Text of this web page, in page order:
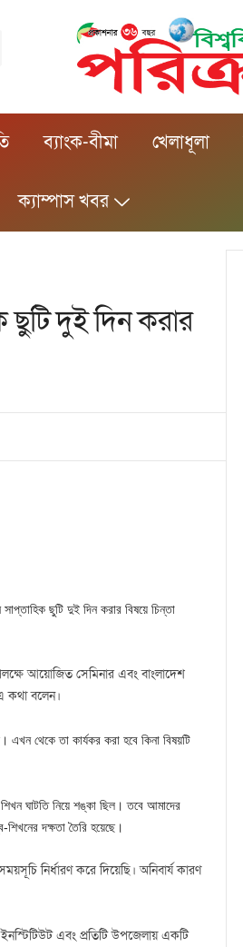
ব্যাংক-বীমা খেলাধূলা
ক্যাম্পাস খবর
ছুটি দুই দিন করার
সাপ্তাহিক ছুটি দুই দিন করার বিষয়ে চিন্তা
আয়োজিত সেমিনার এবং বাংলাদেশ
কথা বলেন।
এখন থেকে তা কার্যকর করা হবে কিনা বিষয়টি
ঘাটতি নিয়ে শঙ্কা ছিল। তবে আমাদের
দক্ষতা তৈরি হয়েছে।
নির্ধারণ করে দিয়েছি। অনিবার্য কারণ
এবং প্রতিটি উপজেলায় একটি